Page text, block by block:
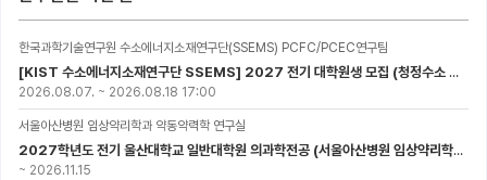
한국과학기술연구원 수소에너지소재연구단(SSEMS) PCFC/PCEC연구팀
[KIST 수소에너지소재연구단 SSEMS] 2027 전기 대학원생 모집 (청정수소 생산/활용을 위한 프로톤 세라믹 전지)
2026.08.07. ~ 2026.08.18 17:00
서울아산병원 임상약리학과 약동약력학 연구실
2027학년도 전기 울산대학교 일반대학원 의과학전공 (서울아산병원 임상약리학과 약동약력학 연구실) 대학원생 모집공고
~ 2026.11.15